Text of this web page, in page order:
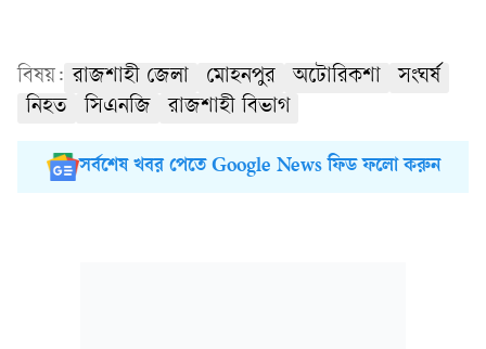
বিষয়: রাজশাহী জেলা মোহনপুর অটোরিকশা
সংঘর্ষ
নিহত
সিএনজি রাজশাহী বিভাগ
সর্বশেষ খবর পেতে Google News ফিড ফলো করুন